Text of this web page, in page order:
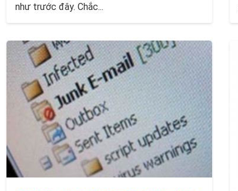
như trước đây. Chắc...